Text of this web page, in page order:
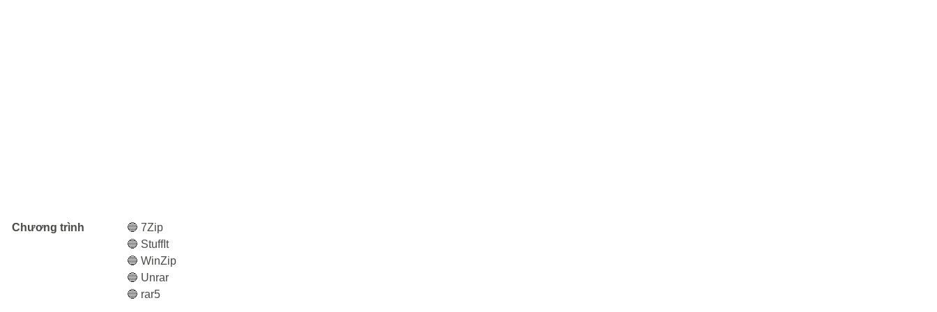
Chương trình
🔵 7Zip
🔵 StuffIt
🔵 WinZip
🔵 Unrar
🔵 rar5